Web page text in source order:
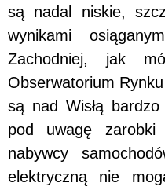
są nadal niskie,
wynikami
Zachodniej, jak
Obserwatorium
są nad Wisłą
pod uwagę zarobki
nabywcy
elektryczną nie